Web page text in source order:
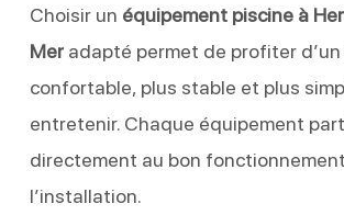
Choisir un équipement piscine à
Meradapté permet de profiter d’un
confortable, plus stable et plus
entretenir. Chaque équipement
directement au bon
l’installation.